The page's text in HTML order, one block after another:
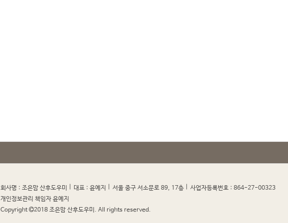
회사명 : 조은맘 산후도우미 대표 : 윤예지 서울 중구 서소문로 89, 17층 사업자등록번호 : 864-27-00323
개인정보관리 책임자 윤예지
Copyright
2018 조은맘 산후도우미. All rights reserved.